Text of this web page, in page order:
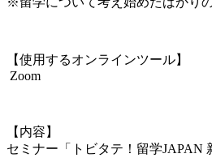
【使用するオンラインツール】
Zoom
【内容】
セミナー「トビタテ！留学JAPAN